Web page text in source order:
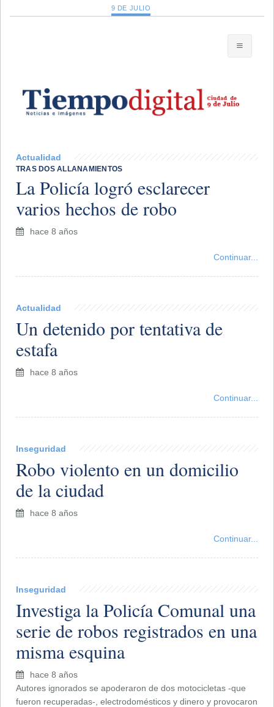
9 DE JULIO
Actualidad
TRAS DOS ALLANAMIENTOS
La Policía logró esclarecer
varios hechos de robo
hace 8 años
Continuar...
Actualidad
Un detenido por tentativa de
estafa
hace 8 años
Continuar...
Inseguridad
Robo violento en un domicilio
de la ciudad
hace 8 años
Continuar...
Inseguridad
Investiga la Policía Comunal una
serie de robos registrados en una
misma esquina
hace 8 años
Autores ignorados se apoderaron de dos motocicletas -que
fueron recuperadas-, electrodomésticos y dinero y provocaron